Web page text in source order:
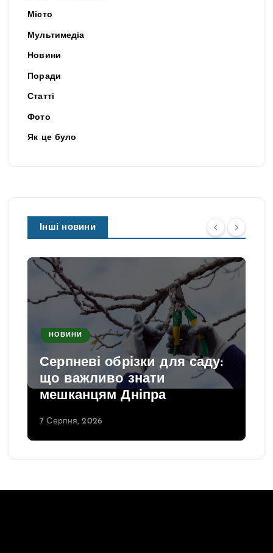
Місто
Мультимедіа
Новини
Поради
Статті
Фото
Як це було
Інші новини
НОВИНИ
Серпневі обрізки для саду:
що важливо знати
мешканцям Дніпра
7 Серпня, 2026